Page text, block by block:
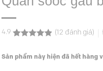
4.9
dựa trên
đánh giá
(12 đánh giá)
Sản phẩm này hiện đã hết hàng